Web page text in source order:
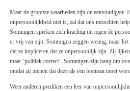
Maar de grootste waarheden zijn de eenvoudigste.
onpersoonlijkheid niet is, zal dat ons misschien
Sommigen spreken zich krachtig uit tegen de
er vrij van zijn. Sommigen zeggen weinig, maar
dat ze impliceren dat ze onpersoonlijk zijn. Zij
maar ‘politiek correct’. Sommigen zijn bang om
omdat zij menen dat deze als een boeman moet
Weer anderen prediken een leer van